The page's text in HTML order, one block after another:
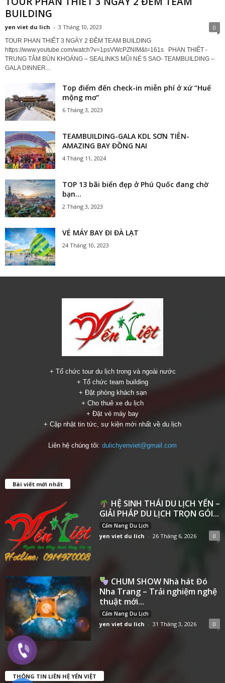
BUILDING
yen viet du lich - 3 Tháng 10, 2023 0
TOUR PHAN THIẾT 3 NGÀY 2 ĐÊM TEAM BUILDING
https://www.youtube.com/watch?v=1psVWcPZNlM&t=161s PHAN THIẾT -
TRUNG TÂM BÙN KHOÁNG – SEALINKS MŨI NÉ 5 SAO- TEAMBUILDING –
GALA DINNER...
Top điểm đến check-in miễn phí ở xứ “Huế
mộng mơ”
6 Tháng 3, 2023
TEAMBUILDING-GALA KDL SƠN TIÊN-
AMAZING BAY ĐỒNG NAI
4 Tháng 11, 2024
TOP 13 bãi biển đẹp ở Phú Quốc đang chờ
bạn...
2 Tháng 3, 2023
VÉ MÁY BAY ĐI ĐÀ LẠT
24 Tháng 10, 2023
+ Tổ chức tour du lịch trong và ngoài nước
+ Tổ chức team building
+ Đặt phòng khách sạn
+ Cho thuê xe du lịch
+ Đặt vé máy bay
+ Cập nhật tin tức, sự kiện mới nhất về du lịch
Liên hệ chúng tôi: dulichyenviet@gmail.com
Bài viết mới nhất
HỆ SINH THÁI DU LỊCH YẾN –
GIẢI PHÁP DU LỊCH TRỌN GÓI...
Cẩm Nang Du Lịch
yen viet du lich - 26 Tháng 6, 2026 0
CHUM SHOW Nhà hát Đó
Nha Trang – Trải nghiệm nghệ
thuật mới...
Cẩm Nang Du Lịch
yen viet du lich - 31 Tháng 3, 2026 0
THÔNG TIN LIÊN HỆ YẾN VIỆT